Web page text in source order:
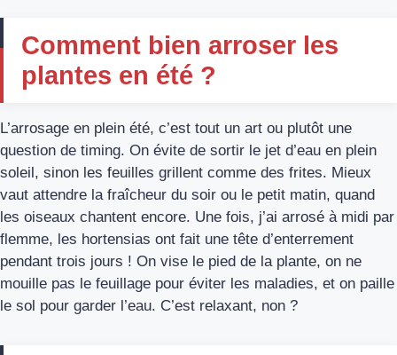
Comment bien arroser les
plantes en été ?
L’arrosage en plein été, c’est tout un art ou plutôt une
question de timing. On évite de sortir le jet d’eau en plein
soleil, sinon les feuilles grillent comme des frites. Mieux
vaut attendre la fraîcheur du soir ou le petit matin, quand
les oiseaux chantent encore. Une fois, j’ai arrosé à midi par
flemme, les hortensias ont fait une tête d’enterrement
pendant trois jours ! On vise le pied de la plante, on ne
mouille pas le feuillage pour éviter les maladies, et on paille
le sol pour garder l’eau. C’est relaxant, non ?